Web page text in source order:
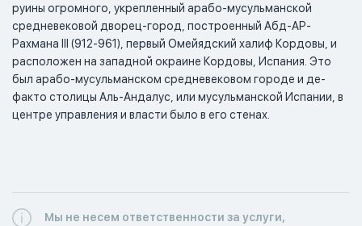
руины огромного, укрепленный арабо-мусульманской
средневековой дворец-город, построенный Абд-АР-
Рахмана III (912-961), первый Омейядский халиф Кордовы, и
расположен на западной окраине Кордовы, Испания. Это
был арабо-мусульманском средневековом городе и де-
факто столицы Аль-Андалус, или мусульманской Испании, в
центре управления и власти было в его стенах.
Мы не несем ответственности за услуги,